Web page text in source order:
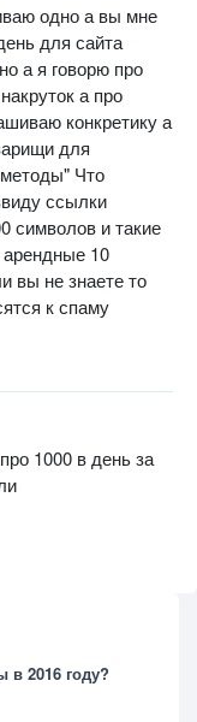
одно а вы мне
для сайта
а я говорю про
а про
конкретику а
для
Что
ссылки
символов и такие
арендные 10
вы не знаете то
к спаму
1000 в день за
в 2016 году?